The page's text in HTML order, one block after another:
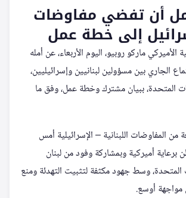
أن تفضي مفاوضات
إلى خطة عمل
ماركو روبيو، اليوم الأربعاء، عن أمله
الجاري بين مسؤولين لبنانيين وإسرائيليين،
المتحدة، ببيان مشترك وخطة عمل، وفق ما
من المفاوضات اللبنانية – الإسرائيلية أمس
برعاية أميركية وبمشاركة وفود من لبنان
المتحدة، وسط جهود مكثفة لتثبيت التهدئة ومنع
مواجهة أوسع.